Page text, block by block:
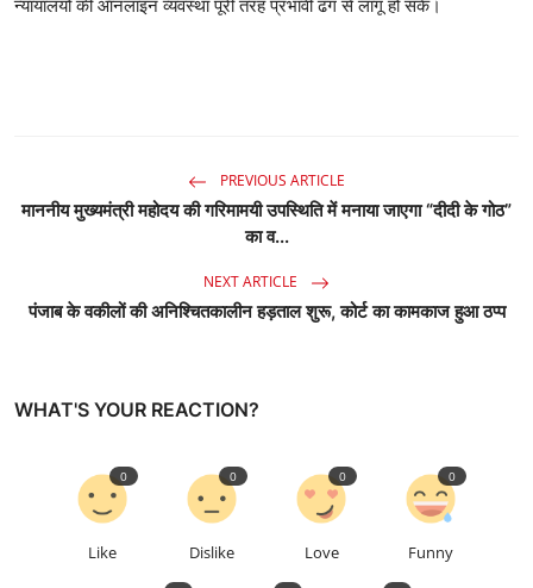
न्यायालयों की ऑनलाइन व्यवस्था पूरी तरह प्रभावी ढंग से लागू हो सके।
PREVIOUS ARTICLE
माननीय मुख्यमंत्री महोदय की गरिमामयी उपस्थिति में मनाया जाएगा “दीदी के गोठ”
का व...
NEXT ARTICLE
पंजाब के वकीलों की अनिश्चितकालीन हड़ताल शुरू, कोर्ट का कामकाज हुआ ठप्प
WHAT'S YOUR REACTION?
Like
0
Dislike
0
Love
0
Funny
0